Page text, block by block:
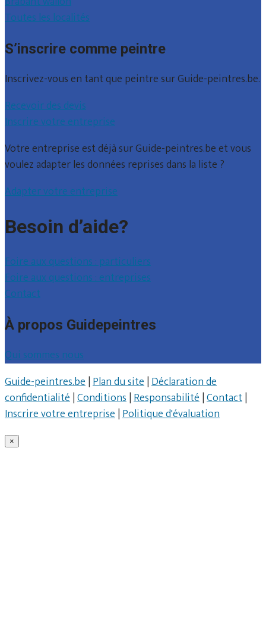
Toutes les localités
S’inscrire comme peintre
Inscrivez-vous en tant que peintre sur Guide-peintres.be.
Recevoir des devis
Inscrire votre entreprise
Votre entreprise est déjà sur Guide-peintres.be et vous
voulez adapter les données reprises dans la liste ?
Adapter votre entreprise
Besoin d’aide?
Foire aux questions : particuliers
Foire aux questions : entreprises
Contact
À propos Guidepeintres
Qui sommes nous
Guide-peintres.be|Plan du site|Déclaration de
confidentialité|Conditions|Responsabilité|Contact|
Inscrire votre entreprise|Politique d'évaluation
×